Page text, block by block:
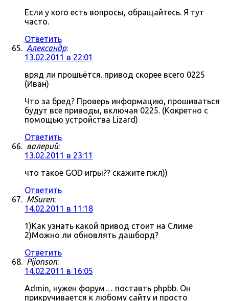
Если у кого есть вопросы, обращайтесь. Я тут
часто.
Ответить
Александр:
13.02.2011 в 22:01
вряд ли прошьётся. привод скорее всего 0225
(Иван)
Что за бред? Проверь информацию, прошиваться
будут все приводы, включая 0225. (Кокретно с
помощью устройства Lizard)
Ответить
валерий:
13.02.2011 в 23:11
что такое GOD игры?? скажите пжл))
Ответить
MSuren:
14.02.2011 в 11:18
1)Как узнать какой привод стоит на Слиме
2)Можно ли обновлять дашборд?
Ответить
Pijonson:
14.02.2011 в 16:05
Admin, нужен форум… поставть phpbb. Он
прикручивается к любому сайту и просто